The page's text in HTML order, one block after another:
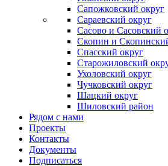
Сапожковский округ
Сараевский округ
Сасово и Сасовский
Скопин и
Спасский округ
Старожиловский
Ухоловский округ
Чучковский округ
Шацкий округ
Шиловский район
Рядом с нами
Проекты
Контакты
Документы
Подписаться